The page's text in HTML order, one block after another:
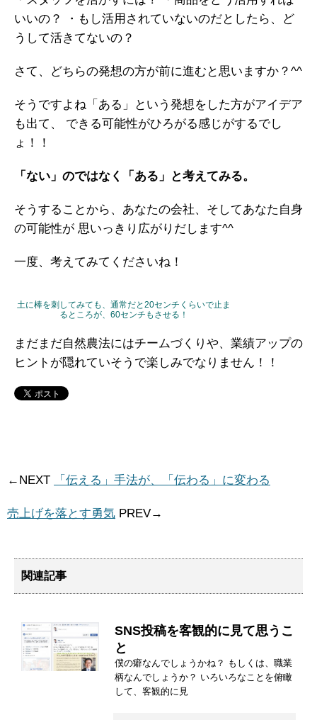
いいの？
・もし活用されていないのだとしたら、ど
うして活きてないの？
さて、どちらの発想の方が前に進むと思いますか？^^
そうですよね「ある」という発想をした方がアイデア
も出て、
できる可能性がひろがる感じがするでし
ょ！！
「ない」のではなく「ある」と考えてみる。
そうすることから、あなたの会社、そしてあなた自身
の可能性が 思いっきり広がりだします^^
一度、考えてみてくださいね！
土に棒を刺してみても、通常だと20センチくらいで止ま
るところが、60センチもさせる！
まだまだ自然農法にはチームづくりや、業績アップの
ヒントが隠れていそうで楽しみでなりません！！
←NEXT 「伝える」手法が、「伝わる」に変わる
売上げを落とす勇気 PREV→
関連記事
SNS投稿を客観的に見て思うこ
と
僕の癖なんでしょうかね？ もしくは、職業
柄なんでしょうか？ いろいろなことを俯瞰
して、客観的に見